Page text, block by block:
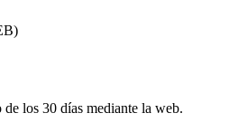
los 30 días mediante la web.